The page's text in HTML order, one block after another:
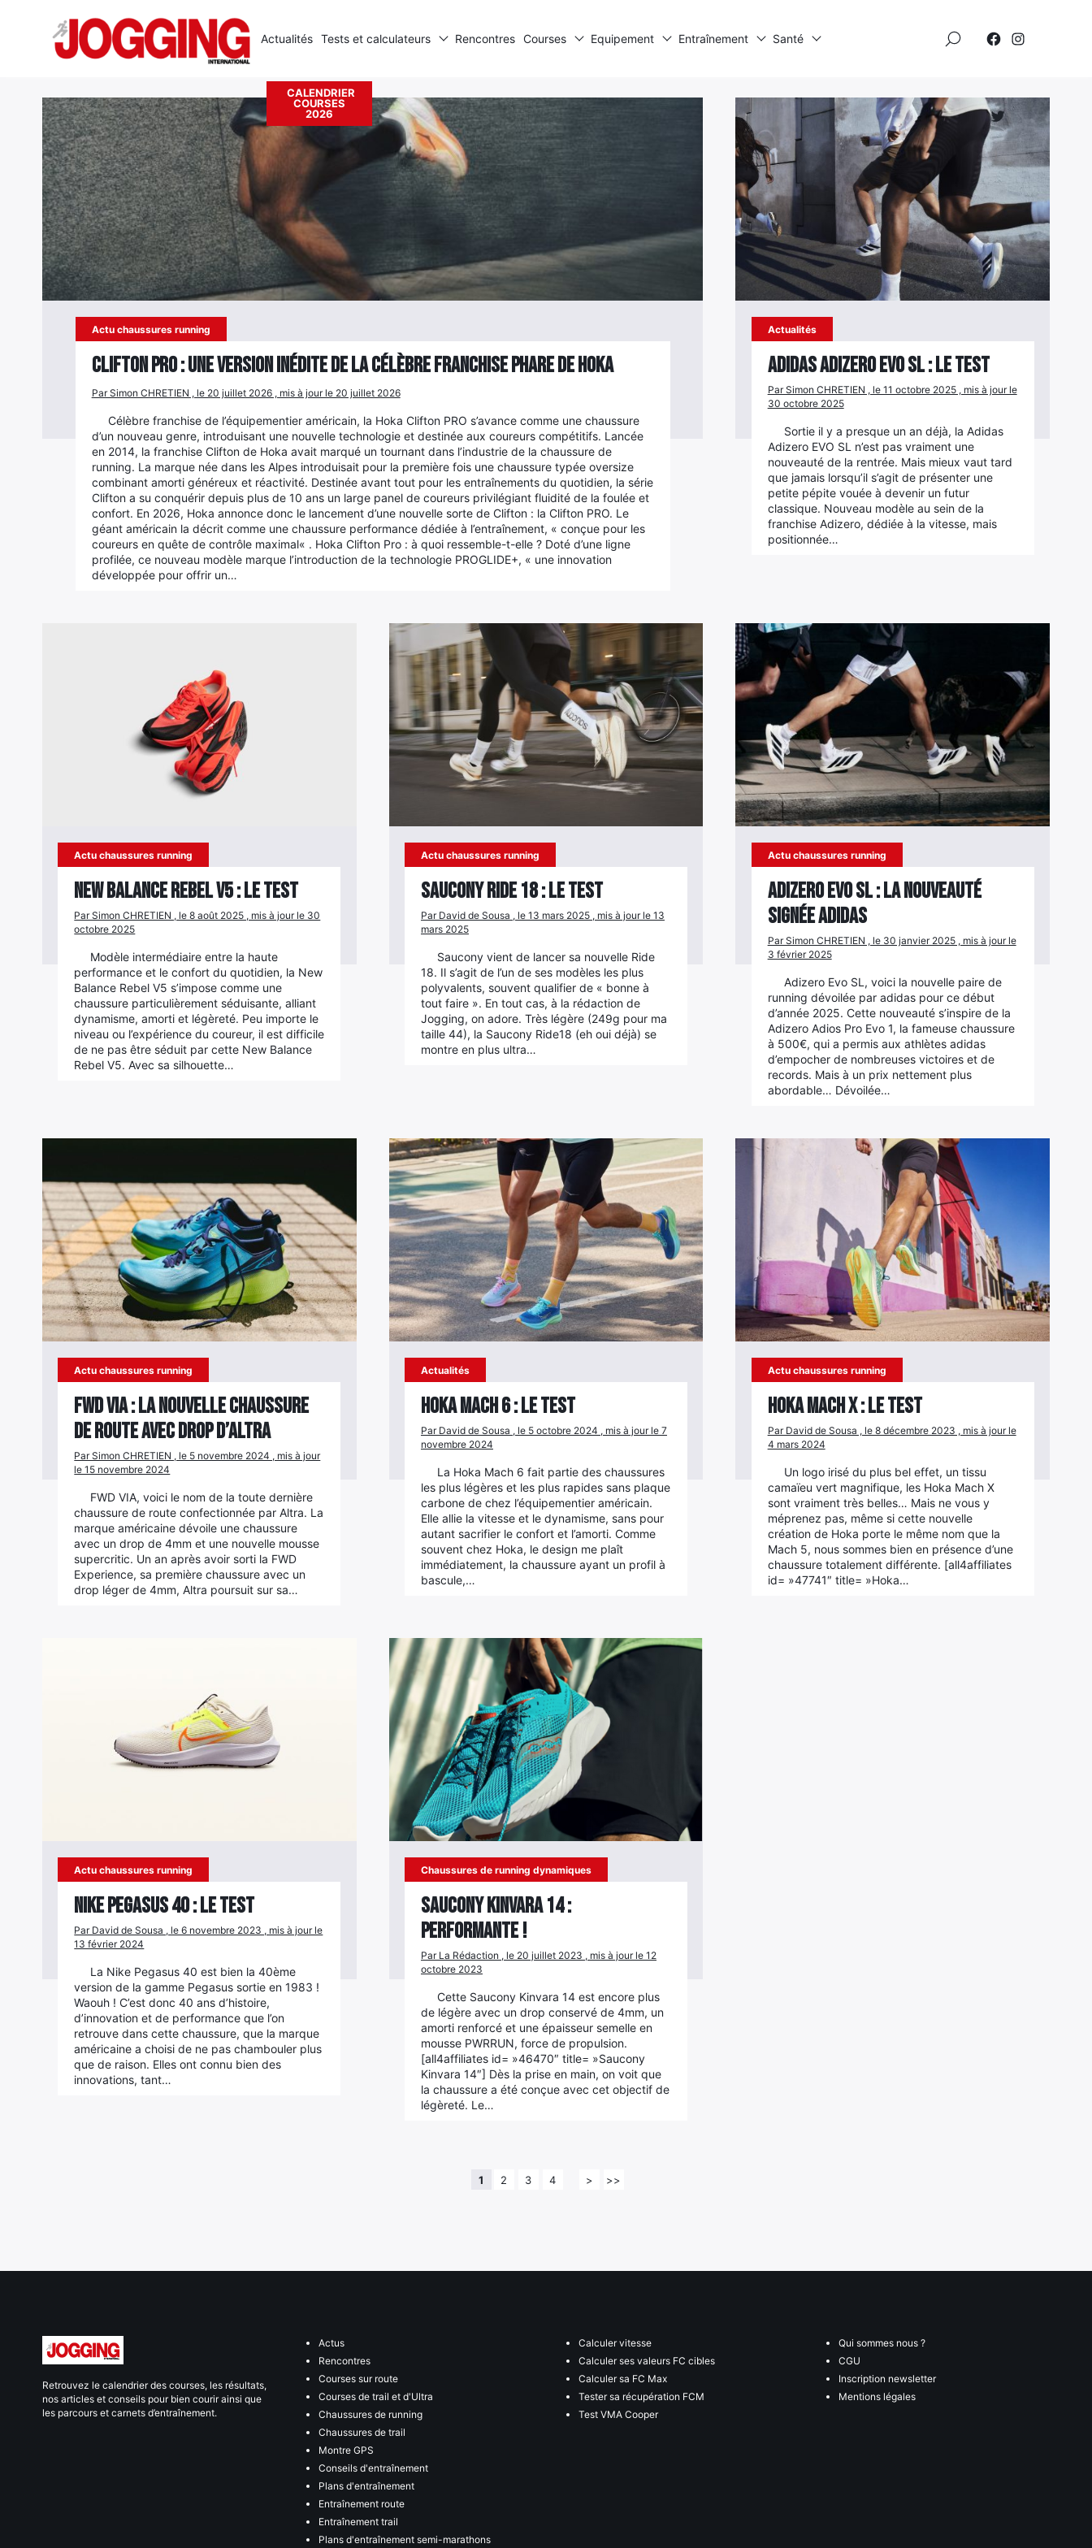
Accueil › Chaussures de running dynamiques
Actu chaussures running
Clifton PRO : une version inédite de la célèbre franchise phare de Hoka
Par Simon CHRETIEN , le 20 juillet 2026 , mis à jour le 20 juillet 2026
Célèbre franchise de l’équipementier américain, la Hoka Clifton PRO s’avance comme une chaussure
d’un nouveau genre, introduisant une nouvelle technologie et destinée aux coureurs compétitifs. Lancée
en 2014, la franchise Clifton de Hoka avait marqué un tournant dans l’industrie de la chaussure de
running. La marque née dans les Alpes introduisait pour la première fois une chaussure typée oversize
combinant amorti généreux et réactivité. Destinée avant tout pour les entraînements du quotidien, la série
Clifton a su conquérir depuis plus de 10 ans un large panel de coureurs privilégiant fluidité de la foulée et
confort. En 2026, Hoka annonce donc le lancement d’une nouvelle sorte de Clifton : la Clifton PRO. Le
géant américain la décrit comme une chaussure performance dédiée à l’entraînement, « conçue pour les
coureurs en quête de contrôle maximal« . Hoka Clifton Pro : à quoi ressemble-t-elle ? Doté d’une ligne
profilée, ce nouveau modèle marque l’introduction de la technologie PROGLIDE+, « une innovation
développée pour offrir un…
Actualités
Adidas Adizero Evo SL : le test
Par Simon CHRETIEN , le 11 octobre 2025 , mis à jour le
30 octobre 2025
Sortie il y a presque un an déjà, la Adidas
Adizero EVO SL n’est pas vraiment une
nouveauté de la rentrée. Mais mieux vaut tard
que jamais lorsqu’il s’agit de présenter une
petite pépite vouée à devenir un futur
classique. Nouveau modèle au sein de la
franchise Adizero, dédiée à la vitesse, mais
positionnée…
Actu chaussures running
New Balance Rebel V5 : le test
Par Simon CHRETIEN , le 8 août 2025 , mis à jour le 30
octobre 2025
Modèle intermédiaire entre la haute
performance et le confort du quotidien, la New
Balance Rebel V5 s’impose comme une
chaussure particulièrement séduisante, alliant
dynamisme, amorti et légèreté. Peu importe le
niveau ou l’expérience du coureur, il est difficile
de ne pas être séduit par cette New Balance
Rebel V5. Avec sa silhouette…
Actu chaussures running
Saucony Ride 18 : le test
Par David de Sousa , le 13 mars 2025 , mis à jour le 13
mars 2025
Saucony vient de lancer sa nouvelle Ride
18. Il s’agit de l’un de ses modèles les plus
polyvalents, souvent qualifier de « bonne à
tout faire ». En tout cas, à la rédaction de
Jogging, on adore. Très légère (249g pour ma
taille 44), la Saucony Ride18 (eh oui déjà) se
montre en plus ultra…
Actu chaussures running
Adizero Evo SL : la nouveauté
signée adidas
Par Simon CHRETIEN , le 30 janvier 2025 , mis à jour le
3 février 2025
Adizero Evo SL, voici la nouvelle paire de
running dévoilée par adidas pour ce début
d’année 2025. Cette nouveauté s’inspire de la
Adizero Adios Pro Evo 1, la fameuse chaussure
à 500€, qui a permis aux athlètes adidas
d’empocher de nombreuses victoires et de
records. Mais à un prix nettement plus
abordable… Dévoilée…
Actu chaussures running
FWD VIA : la nouvelle chaussure
de route avec drop d’Altra
Par Simon CHRETIEN , le 5 novembre 2024 , mis à jour
le 15 novembre 2024
FWD VIA, voici le nom de la toute dernière
chaussure de route confectionnée par Altra. La
marque américaine dévoile une chaussure
avec un drop de 4mm et une nouvelle mousse
supercritic. Un an après avoir sorti la FWD
Experience, sa première chaussure avec un
drop léger de 4mm, Altra poursuit sur sa…
Actualités
Hoka Mach 6 : le test
Par David de Sousa , le 5 octobre 2024 , mis à jour le 7
novembre 2024
La Hoka Mach 6 fait partie des chaussures
les plus légères et les plus rapides sans plaque
carbone de chez l’équipementier américain.
Elle allie la vitesse et le dynamisme, sans pour
autant sacrifier le confort et l’amorti. Comme
souvent chez Hoka, le design me plaît
immédiatement, la chaussure ayant un profil à
bascule,…
Actu chaussures running
Hoka Mach X : le test
Par David de Sousa , le 8 décembre 2023 , mis à jour le
4 mars 2024
Un logo irisé du plus bel effet, un tissu
camaïeu vert magnifique, les Hoka Mach X
sont vraiment très belles… Mais ne vous y
méprenez pas, même si cette nouvelle
création de Hoka porte le même nom que la
Mach 5, nous sommes bien en présence d’une
chaussure totalement différente. [all4affiliates
id= »47741″ title= »Hoka…
Actu chaussures running
Nike Pegasus 40 : le test
Par David de Sousa , le 6 novembre 2023 , mis à jour le
13 février 2024
La Nike Pegasus 40 est bien la 40ème
version de la gamme Pegasus sortie en 1983 !
Waouh ! C’est donc 40 ans d’histoire,
d’innovation et de performance que l’on
retrouve dans cette chaussure, que la marque
américaine a choisi de ne pas chambouler plus
que de raison. Elles ont connu bien des
innovations, tant…
Chaussures de running dynamiques
Saucony Kinvara 14 :
performante !
Par La Rédaction , le 20 juillet 2023 , mis à jour le 12
octobre 2023
Cette Saucony Kinvara 14 est encore plus
de légère avec un drop conservé de 4mm, un
amorti renforcé et une épaisseur semelle en
mousse PWRRUN, force de propulsion.
[all4affiliates id= »46470″ title= »Saucony
Kinvara 14″] Dès la prise en main, on voit que
la chaussure a été conçue avec cet objectif de
légèreté. Le…
1 2 3 4 > >>
Actualités Tests et calculateurs Rencontres Courses Equipement Entraînement Santé
CALENDRIER
COURSES
2026
Élément
menu
Élément
de
menu
Retrouvez le calendrier des courses, les résultats,
nos articles et conseils pour bien courir ainsi que
les parcours et carnets d’entraînement.
Actus
Rencontres
Courses sur route
Courses de trail et d'Ultra
Chaussures de running
Chaussures de trail
Montre GPS
Conseils d'entraînement
Plans d'entraînement
Entraînement route
Entraînement trail
Plans d'entraînement semi-marathons
Calculer vitesse
Calculer ses valeurs FC cibles
Calculer sa FC Max
Tester sa récupération FCM
Test VMA Cooper
Qui sommes nous ?
CGU
Inscription newsletter
Mentions légales
Rechercher
: